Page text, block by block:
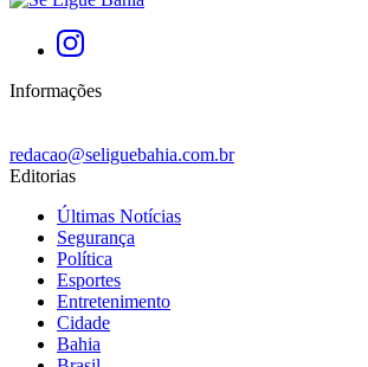
Informações
redacao@seliguebahia.com.br
Editorias
Últimas Notícias
Segurança
Política
Esportes
Entretenimento
Cidade
Bahia